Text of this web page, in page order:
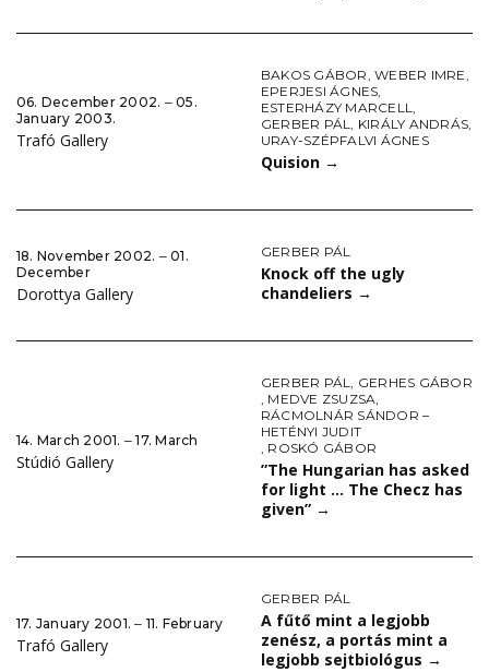
06. December 2002. ‒ 05.
January 2003.
Trafó Gallery
BAKOS GÁBOR,WEBER IMRE,
EPERJESI ÁGNES,
ESTERHÁZY MARCELL,
GERBER PÁL, KIRÁLY ANDRÁS,
URAY-SZÉPFALVI ÁGNES
Quision →
18. November 2002. ‒ 01.
December
Dorottya Gallery
GERBER PÁL
Knock off the ugly
chandeliers →
14. March 2001. ‒ 17. March
Stúdió Gallery
GERBER PÁL, GERHES GÁBOR
, MEDVE ZSUZSA,
RÁCMOLNÁR SÁNDOR –
HETÉNYI JUDIT
, ROSKÓ GÁBOR
”The Hungarian has asked
for light … The Checz has
given” →
17. January 2001. ‒ 11. February
Trafó Gallery
GERBER PÁL
A fűtő mint a legjobb
zenész, a portás mint a
legjobb sejtbiológus →